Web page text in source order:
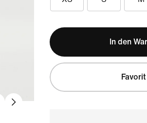
In den
Favorit